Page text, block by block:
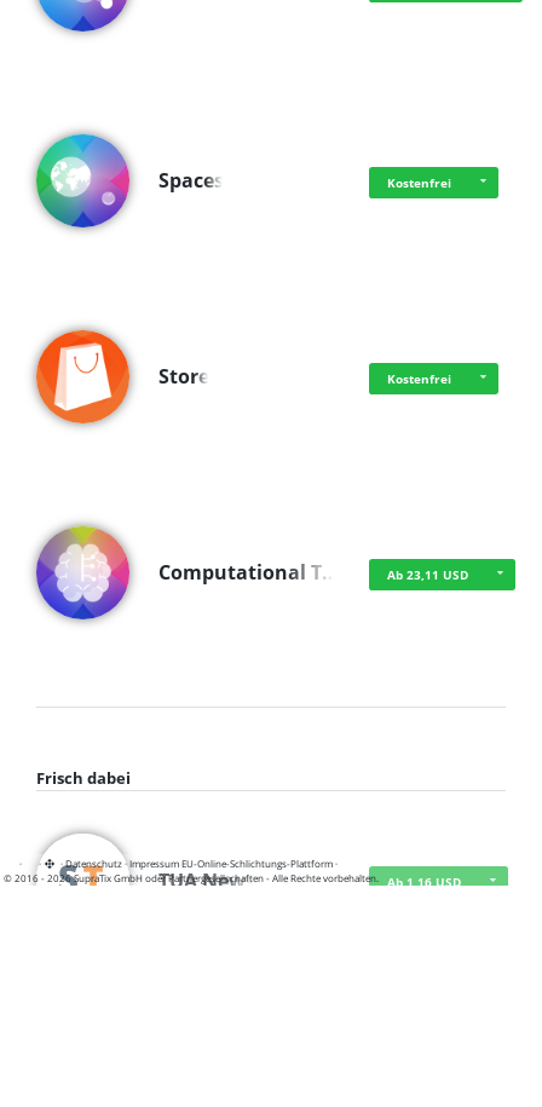
Spaces Kostenfrei
Store Kostenfrei
Computational T… Ab 23,11 USD
Frisch dabei
TUA News Ab 1,16 USD
· · ·Datenschutz·Impressum EU-Online-Schlichtungs-Plattform·
© 2016 - 2026 SupraTix GmbH oder Partnergesellschaften - Alle Rechte vorbehalten.